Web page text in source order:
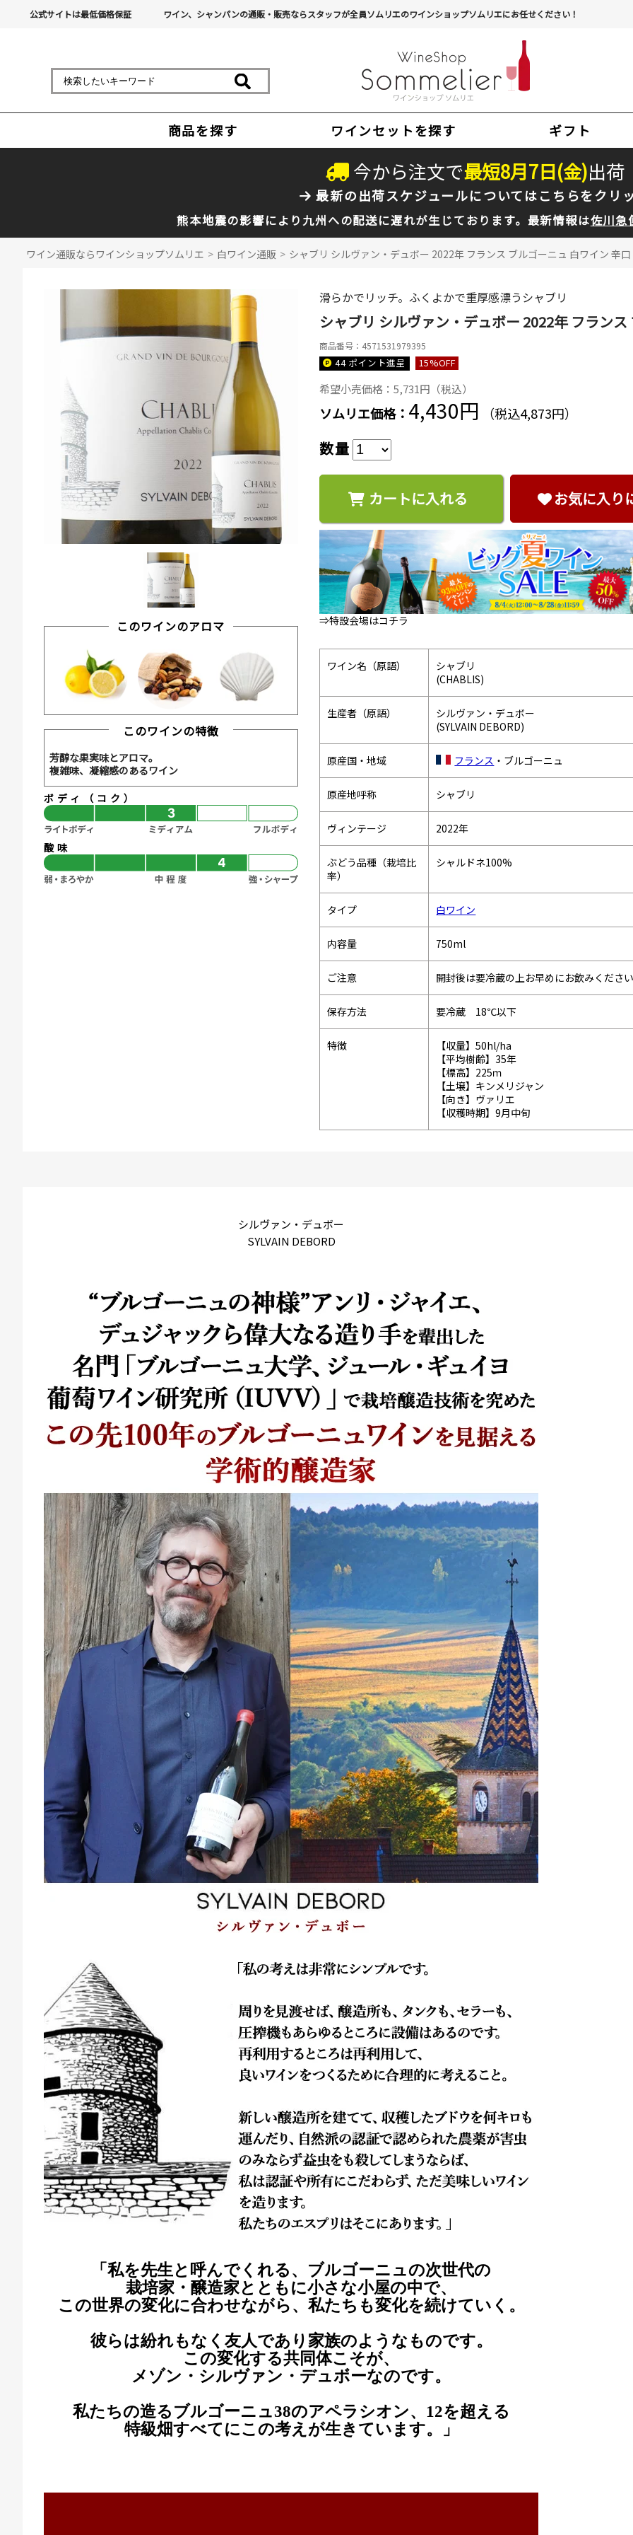
公式サイトは最低価格保証 ワイン、シャンパンの通販・販売ならスタッフが全員ソムリエのワインショップソムリエにお任せください！
商品を探す ワインセットを探す ギフト
今から注文で最短8月7日(金)出荷
最新の出荷スケジュールについてはこちらをクリ
熊本地震の影響により九州への配送に遅れが生じております。最新情報は佐川急
ワイン通販ならワインショップソムリエ > 白ワイン通販 > シャブリ シルヴァン・デュボー 2022年 フランス ブルゴーニュ 白ワイン 辛
このワインのアロマ
このワインの特徴
芳醇な果実味とアロマ。
複雑味、凝縮感のあるワイン
ボディ（コク）
酸味
滑らかでリッチ。ふくよかで重厚感漂うシャブリ
シャブリ シルヴァン・デュボー 2022年 フラン
商品番号：4571531979395
44 ポイント進呈 15%OFF
希望小売価格：5,731円（税込）
ソムリエ価格： 4,430円 （税込4,873円）
数量
カートに入れる お気に入り
⇒特設会場はコチラ
ワイン名（原語）
シャブリ
(CHABLIS)
生産者（原語）
シルヴァン・デュボー
(SYLVAIN DEBORD)
原産国・地域 フランス ・ブルゴーニュ
原産地呼称 シャブリ
ヴィンテージ 2022年
ぶどう品種（栽培比
率）
シャルドネ100%
タイプ 白ワイン
内容量 750ml
ご注意 開封後は要冷蔵の上お早めにお飲みくださ
保存方法 要冷蔵 18℃以下
特徴
【収量】50hl/ha
【平均樹齢】35年
【標高】225ｍ
【土壌】キンメリジャン
【向き】ヴァリエ
【収穫時期】9月中旬
シルヴァン・デュボー
SYLVAIN DEBORD
「私を先生と呼んでくれる、 ブルゴーニュの次世代の
栽培家・醸造家とともに小さな小屋の中で、
この世界の変化に合わせながら、 私たちも変化を続けていく。
彼らは紛れもなく友人であり 家族のようなものです。
この変化する共同体こそが、
メゾン・シルヴァン・デュボーなのです。
私たちの造るブルゴーニュ38のアペラシオン、12を超える
特級畑すべてにこの考えが生きています。」